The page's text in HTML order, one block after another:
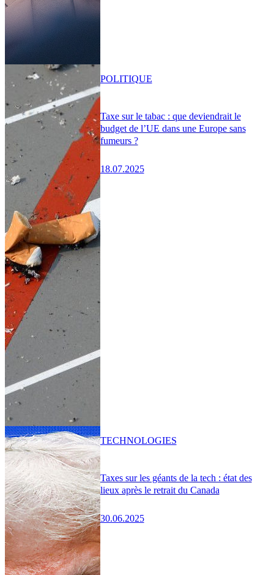
Taxe sur le tabac : que deviendrait le
budget de l’UE dans une Europe sans
fumeurs ?
18.07.2025
POLITIQUE
Taxes sur les géants de la tech : état des
lieux après le retrait du Canada
30.06.2025
TECHNOLOGIES